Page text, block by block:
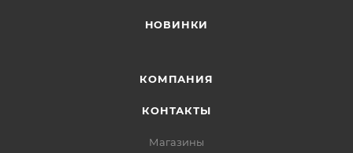
НОВИНКИ
КОМПАНИЯ
КОНТАКТЫ
Магазины